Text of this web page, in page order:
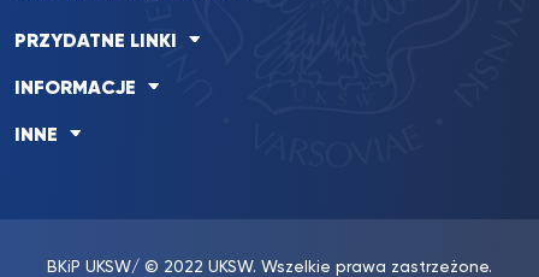
PRZYDATNE LINKI
INFORMACJE
INNE
BKiP UKSW/ © 2022 UKSW. Wszelkie prawa zastrzeżone.